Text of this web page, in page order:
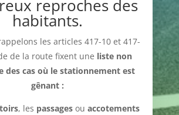
reproches des
habitants.
les articles 417-10 et 417-
de la route fixent une liste non
des cas où le stationnement est
gênant :
, les passagesouaccotements